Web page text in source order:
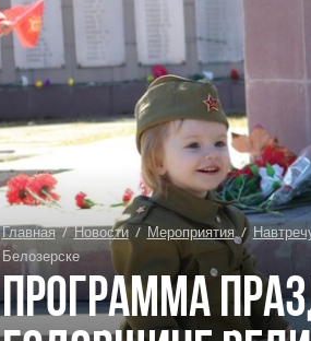
Главная / Новости / Мероприятия /
Белозерске
Программа